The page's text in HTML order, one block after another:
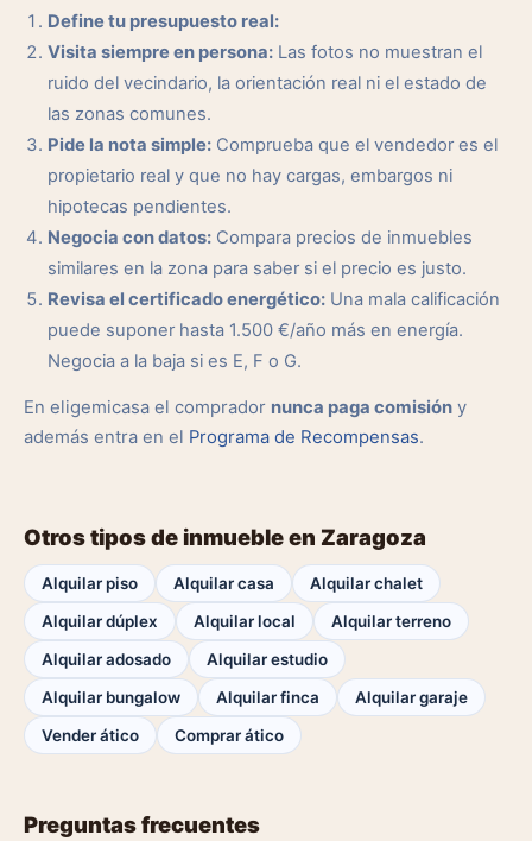
Define tu presupuesto real:
Visita siempre en persona: Las fotos no muestran el
ruido del vecindario, la orientación real ni el estado de
las zonas comunes.
Pide la nota simple: Comprueba que el vendedor es el
propietario real y que no hay cargas, embargos ni
hipotecas pendientes.
Negocia con datos: Compara precios de inmuebles
similares en la zona para saber si el precio es justo.
Revisa el certificado energético: Una mala calificación
puede suponer hasta 1.500 €/año más en energía.
Negocia a la baja si es E, F o G.
En eligemicasa el comprador nunca paga comisión y
además entra en el Programa de Recompensas.
Otros tipos de inmueble en Zaragoza
Alquilar piso Alquilar casa
Alquilar chalet
Alquilar dúplex
Alquilar local
Alquilar terreno
Alquilar adosado
Alquilar estudio
Alquilar bungalow
Alquilar finca
Alquilar garaje
Vender ático
Comprar ático
Preguntas frecuentes